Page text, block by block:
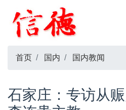
首页 国内 国内教闻
石家庄：专访从